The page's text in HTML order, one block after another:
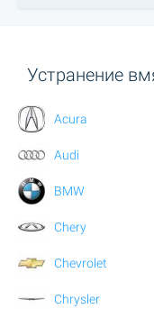
Устранение
Acura
Audi
BMW
Chery
Chevrolet
Chrysler